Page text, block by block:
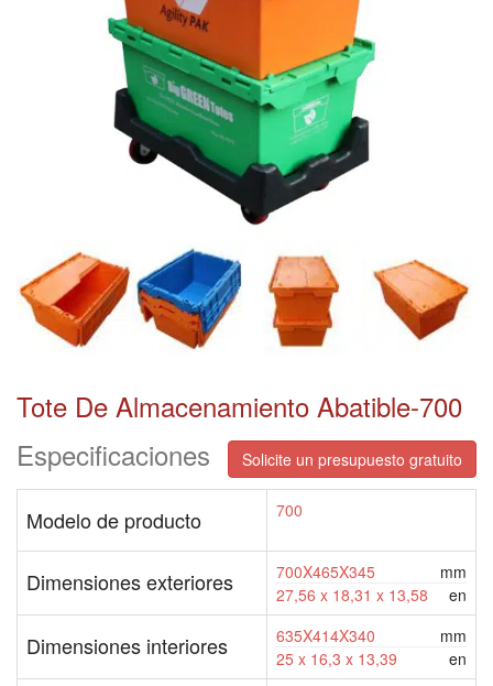
Tote De Almacenamiento Abatible-700
Especificaciones
Solicite un presupuesto gratuito
Modelo de producto 700
Dimensiones exteriores 700X465X345
mm
27,56 x 18,31 x 13,58
en
Dimensiones interiores 635X414X340
mm
25 x 16,3 x 13,39
en